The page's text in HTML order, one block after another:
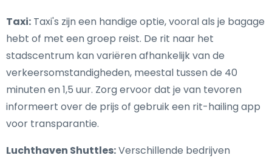
Taxi: Taxi's zijn een handige optie, vooral als je bagage
hebt of met een groep reist. De rit naar het
stadscentrum kan variëren afhankelijk van de
verkeersomstandigheden, meestal tussen de 40
minuten en 1,5 uur. Zorg ervoor dat je van tevoren
informeert over de prijs of gebruik een rit-hailing app
voor transparantie.
Luchthaven Shuttles:Verschillende bedrijven